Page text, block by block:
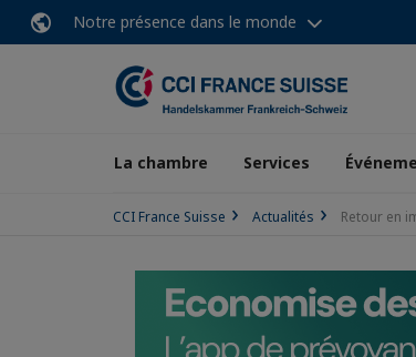
Notre présence dans le monde
La chambre Services
CCI France Suisse Actualités Retour en